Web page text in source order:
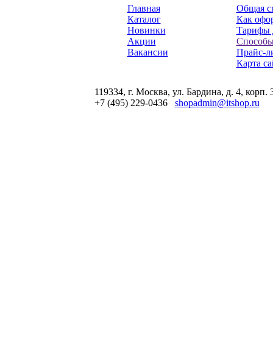
Главная
Каталог
Новинки
Акции
Вакансии
Общая
Как
Тарифы
Прайс-
Карта
119334, г. Москва, ул. Бардина, д. 4, корп.
+7 (495) 229-0436 shopadmin@itshop.ru